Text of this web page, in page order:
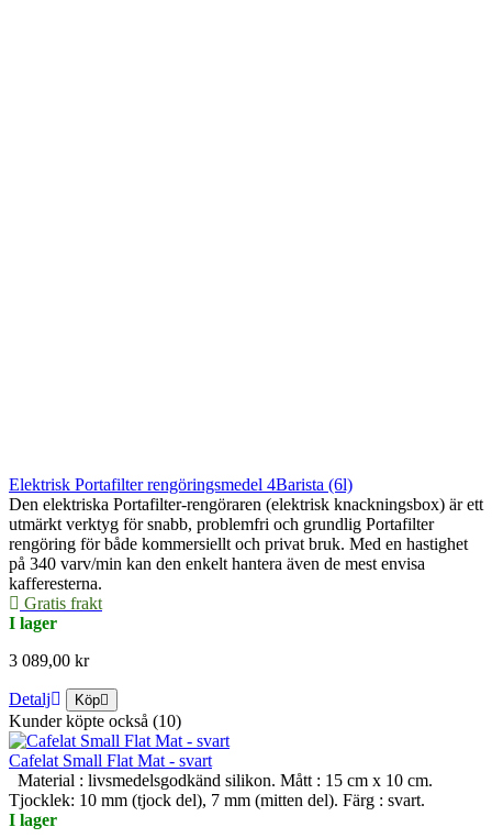
Elektrisk Portafilter rengöringsmedel 4Barista (6l)
Den elektriska Portafilter-rengöraren (elektrisk knackningsbox) är ett
utmärkt verktyg för snabb, problemfri och grundlig Portafilter
rengöring för både kommersiellt och privat bruk. Med en hastighet
på 340 varv/min kan den enkelt hantera även de mest envisa
kafferesterna.
Gratis frakt
I lager
3 089,00 kr
Detalj Köp
Kunder köpte också (10)
Cafelat Small Flat Mat - svart
Material : livsmedelsgodkänd silikon. Mått : 15 cm x 10 cm.
Tjocklek: 10 mm (tjock del), 7 mm (mitten del). Färg : svart.
I lager